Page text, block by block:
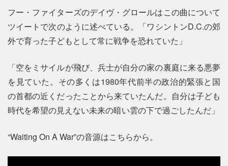
フー・ファイターズのデイヴ・グロールはこの曲について
ツイートで次のように述べている。「ワシントンD.C.の郊
外で育った子どもとして常に戦争を恐れていた」
「空をミサイルが飛び、兵士が自分の家の裏庭に来る悪夢
を見ていた。その多くは1980年代前半の政治的緊張と国
の首都の近くだったことから来ていたんだ。自分は子ども
時代を希望の見えない未来の暗い雲の下で過ごしたんだ」
“Waiting On A War”の音源はこちらから。